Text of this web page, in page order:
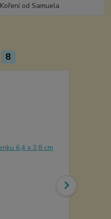
Koření od Samuela
8